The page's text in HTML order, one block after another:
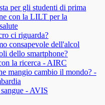
per gli studenti di prima
con la LILT per la
ci riguarda?
consapevole dell'alcol
dello smartphone?
la ricerca - AIRC
mangio cambio il mondo? -
- AVIS